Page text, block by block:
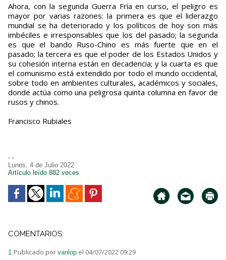
Ahora, con la segunda Guerra Fría en curso, el peligro es
mayor por varias razones: la primera es que el liderazgo
mundial se ha deteriorado y los políticos de hoy son más
imbéciles e irresponsables que los del pasado; la segunda
es que el bando Ruso-Chino es más fuerte que en el
pasado; la tercera es que el poder de los Estados Unidos y
su cohesión interna están en decadencia; y la cuarta es que
el comunismo está extendido por todo el mundo occidental,
sobre todo en ambientes culturales, académicos y sociales,
donde actúa como una peligrosa quinta columna en favor de
rusos y chinos.
Francisco Rubiales
- -
Lunes, 4 de Julio 2022
Artículo leído 882 veces
COMENTARIOS:
1. Publicado por vanlop el 04/07/2022 09:29